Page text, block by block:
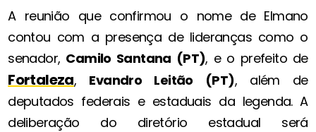
A reunião que confirmou o nome de Elmano
contou com a presença de lideranças como o
senador, Camilo Santana (PT), e o prefeito de
Fortaleza, Evandro Leitão (PT), além de
deputados federais e estaduais da legenda. A
deliberação do diretório estadual será